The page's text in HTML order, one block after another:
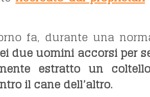
fa, durante una
due uomini accorsi per
estratto un
il cane dell’altro.